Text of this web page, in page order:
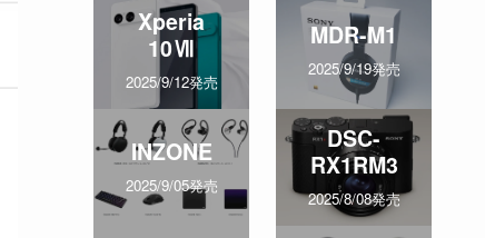
Xperia
10Ⅶ
2025/9/12発売
MDR-M1
2025/9/19発売
INZONE
2025/9/05発売
DSC-
RX1RM3
2025/8/08発売